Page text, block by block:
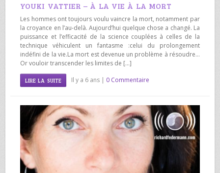
YOUKI VATTIER – À LA VIE À LA MORT
Les hommes ont toujours voulu vaincre la mort, notamment par
la croyance en l’au-delà. Aujourd’hui quelque chose a changé. La
puissance et l’efficacité de la science couplées à celles de la
technique véhiculent un fantasme :celui du prolongement
indéfini de la vie.La mort est devenue un problème à résoudre…
Or vouloir transcender les limites de […]
LIRE LA SUITE Il y a 6 ans | 0 Commentaire